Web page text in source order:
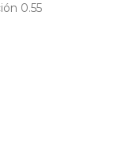
0.55